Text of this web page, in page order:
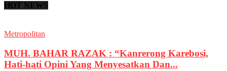
HOT NEWS
Metropolitan
MUH. BAHAR RAZAK : “Kanrerong Karebosi,
Hati-hati Opini Yang Menyesatkan Dan...